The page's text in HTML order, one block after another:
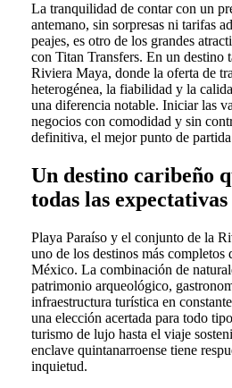
La tranquilidad de contar con un
antemano, sin sorpresas ni tarifas
peajes, es otro de los grandes
con Titan Transfers. En un destino
Riviera Maya, donde la oferta de
heterogénea, la fiabilidad y la
una diferencia notable. Iniciar las
negocios con comodidad y sin
definitiva, el mejor punto de
Un destino caribeño
todas las expectativas
Playa Paraíso y el conjunto de la
uno de los destinos más completos
México. La combinación de
patrimonio arqueológico,
infraestructura turística en
una elección acertada para todo
turismo de lujo hasta el viaje
enclave quintanarroense tiene
inquietud.